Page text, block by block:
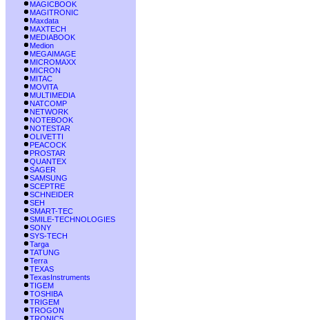
MAGICBOOK
MAGITRONIC
Maxdata
MAXTECH
MEDIABOOK
Medion
MEGAIMAGE
MICROMAXX
MICRON
MITAC
MOVITA
MULTIMEDIA
NATCOMP
NETWORK
NOTEBOOK
NOTESTAR
OLIVETTI
PEACOCK
PROSTAR
QUANTEX
SAGER
SAMSUNG
SCEPTRE
SCHNEIDER
SEH
SMART-TEC
SMILE-TECHNOLOGIES
SONY
SYS-TECH
Targa
TATUNG
Terra
TEXAS
TexasInstruments
TIGEM
TOSHIBA
TRIGEM
TROGON